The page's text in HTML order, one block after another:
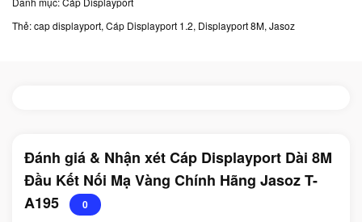
Thẻ:cap displayport, Cáp Displayport 1.2, Displayport 8M, Jasoz
Đánh giá & Nhận xét Cáp Displayport Dài 8M
Đầu Kết Nối Mạ Vàng Chính Hãng Jasoz T-
A195
0